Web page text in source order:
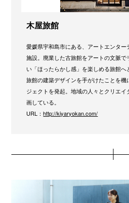
木屋旅館
愛媛県宇和島市にある、アートエンタ
施設。廃業した古旅館をアートの文脈で
い「ほったらかし感」を楽しめる旅館
旅館の建築デザインを手がけたことを機
ジェクトを発起。地域の人々とクリエ
画している。
URL：http://kiyaryokan.com/